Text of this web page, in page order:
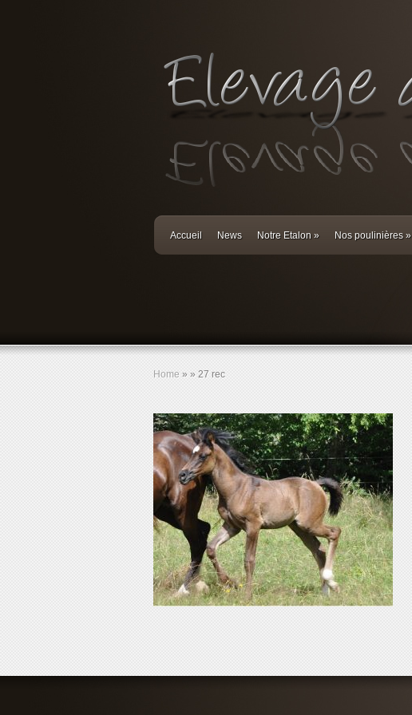
Accueil News Notre Etalon » Nos poulinières»
Home » » 27 rec